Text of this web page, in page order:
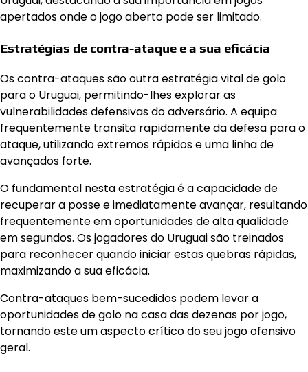
apertados onde o jogo aberto pode ser limitado.
Estratégias de contra-ataque e a sua eficácia
Os contra-ataques são outra estratégia vital de golo
para o Uruguai, permitindo-lhes explorar as
vulnerabilidades defensivas do adversário. A equipa
frequentemente transita rapidamente da defesa para o
ataque, utilizando extremos rápidos e uma linha de
avançados forte.
O fundamental nesta estratégia é a capacidade de
recuperar a posse e imediatamente avançar, resultando
frequentemente em oportunidades de alta qualidade
em segundos. Os jogadores do Uruguai são treinados
para reconhecer quando iniciar estas quebras rápidas,
maximizando a sua eficácia.
Contra-ataques bem-sucedidos podem levar a
oportunidades de golo na casa das dezenas por jogo,
tornando este um aspecto crítico do seu jogo ofensivo
geral.